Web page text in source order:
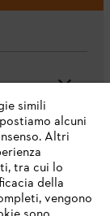
simili
alcuni
Altri
tra cui lo
della
vengono